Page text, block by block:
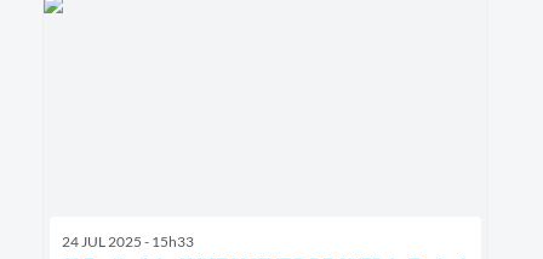
24 JUL 2025 - 15h33